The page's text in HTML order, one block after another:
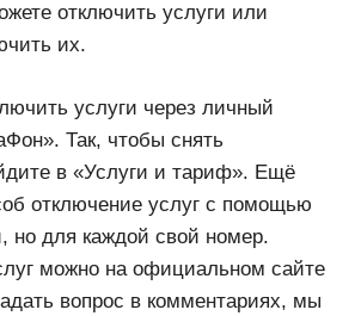
отключить услуги или
их.
услуги через личный
Так, чтобы снять
в «Услуги и тариф». Ещё
отключение услуг с помощью
для каждой свой номер.
можно на официальном сайте
вопрос в комментариях, мы